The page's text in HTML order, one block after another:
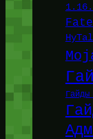
Гайды